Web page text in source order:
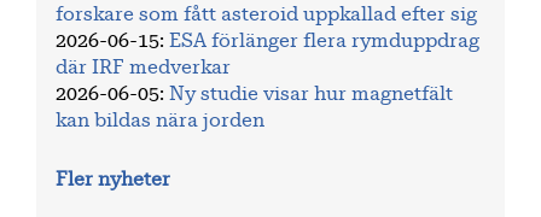
forskare som fått asteroid uppkallad efter sig
2026-06-15: ESA förlänger flera rymduppdrag
där IRF medverkar
2026-06-05: Ny studie visar hur magnetfält
kan bildas nära jorden
Fler nyheter